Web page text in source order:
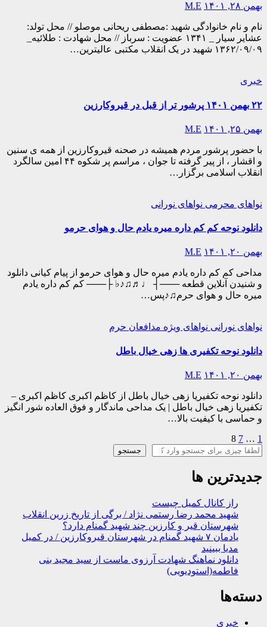
بهمن ۲۸, ۱۴۰۱ M.E
نام و نام خانوادگی شهید :مصطفی ریحانی موصلو // محل تولد:
عشایر سیار _ ۱۳۴۱ عضویت : سرباز // محل شهادت : طلائیه_
۱۳۶۲/۰۹/۰۹ شهید در یک انقلاب مکتبی عالیترین…
خبری
۲۲ بهمن ۱۴۰۱ پرشور تر از قبل در قیروکارزین
بهمن ۲۵, ۱۴۰۱ M.E
با حضور پرشور مردم همیشه در صحنه قیروکارزین از همه ی سنین
و اقشار ، از پیر گرفته تا جوان ، مراسم پر شکوه ۴۴ امین سالگرد
انقلاب اسلامی برگزار…
نواهای محرمی نواهای نورانی
دانلود نوحه کم کم داره میره یادم حال و هوای حرمو
بهمن ۲۰, ۱۴۰۱ M.E
مداحی کم کم داره یادم میره حال و هوای حرمو از پیام کیانی دانلود
و شنیدن آنلاین قطعه ───┤ ♩♬♫♪♭ ├─── کم کم داره یادم
میره حال و هوای حرم♫♪پس…
نواهای نورانی نواهای ویژه مدافعان حرم
دانلود نوحه تکفیری ها زهی خیال باطل
بهمن ۲۰, ۱۴۰۱ M.E
دانلود نوحه تکفیریا زهی خیال باطل از کاظم اکبری کاظم اکبری –
تکفیریا زهی خیال باطل | یک مداحی ماندگار و فوق العاده شور انگیز
و حماسی با کیفیت بالا…
صفحه‌بندی
نوشته‌ها
1
…
7
8
جستجو
جستجو
جدیدترین ها
راز کانال کمیل چیست
شهید محمد رضا رستمی نژاد / برگی از تاریخ زرین انقلاب
شهرستان قیر و کارزین چند شهید گمنام دارد؟
یادمان ۷ شهید گمنام در شهرستان قیروکارزین / در کمیل
مدیا ببینید
دانلود نماهنگ شهادت آرزوی ماست از سید مجید بنی
فاطمه(استودیویی)
دسته‌ها
خبری